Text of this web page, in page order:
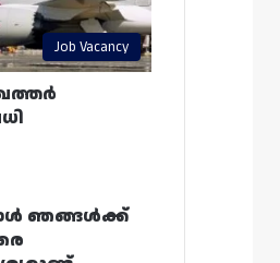
Job Vacancy
ഖത്തർ
ഞങ്ങൾക്ക്